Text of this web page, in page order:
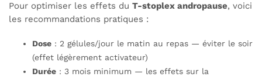
Pour optimiser les effets du T-stoplex andropause, voici
les recommandations pratiques :
Dose : 2 gélules/jour le matin au repas — éviter le soir
(effet légèrement activateur)
Durée : 3 mois minimum — les effets sur la